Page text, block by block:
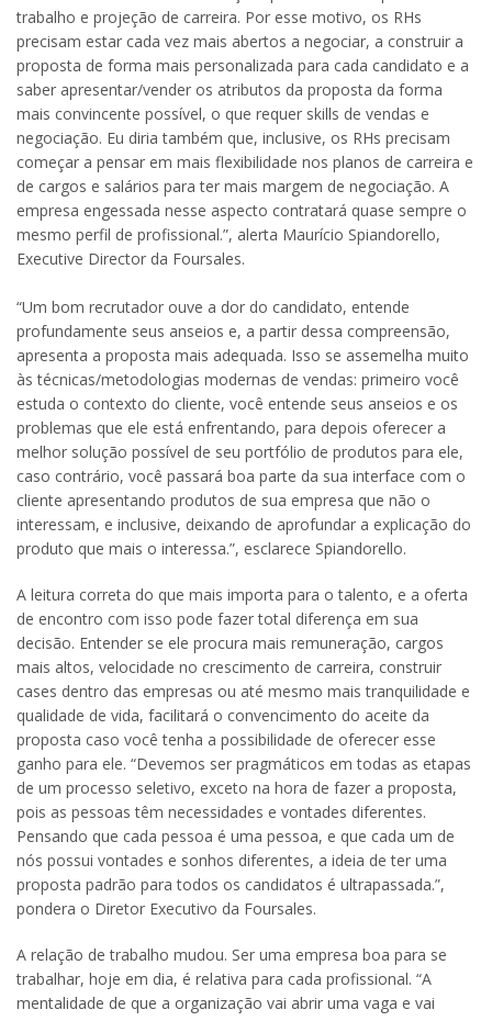
trabalho e projeção de carreira. Por esse motivo, os RHs
precisam estar cada vez mais abertos a negociar, a construir a
proposta de forma mais personalizada para cada candidato e a
saber apresentar/vender os atributos da proposta da forma
mais convincente possível, o que requer skills de vendas e
negociação. Eu diria também que, inclusive, os RHs precisam
começar a pensar em mais flexibilidade nos planos de carreira e
de cargos e salários para ter mais margem de negociação. A
empresa engessada nesse aspecto contratará quase sempre o
mesmo perfil de profissional.”, alerta Maurício Spiandorello,
Executive Director da Foursales.
“Um bom recrutador ouve a dor do candidato, entende
profundamente seus anseios e, a partir dessa compreensão,
apresenta a proposta mais adequada. Isso se assemelha muito
às técnicas/metodologias modernas de vendas: primeiro você
estuda o contexto do cliente, você entende seus anseios e os
problemas que ele está enfrentando, para depois oferecer a
melhor solução possível de seu portfólio de produtos para ele,
caso contrário, você passará boa parte da sua interface com o
cliente apresentando produtos de sua empresa que não o
interessam, e inclusive, deixando de aprofundar a explicação do
produto que mais o interessa.”, esclarece Spiandorello.
A leitura correta do que mais importa para o talento, e a oferta
de encontro com isso pode fazer total diferença em sua
decisão. Entender se ele procura mais remuneração, cargos
mais altos, velocidade no crescimento de carreira, construir
cases dentro das empresas ou até mesmo mais tranquilidade e
qualidade de vida, facilitará o convencimento do aceite da
proposta caso você tenha a possibilidade de oferecer esse
ganho para ele. “Devemos ser pragmáticos em todas as etapas
de um processo seletivo, exceto na hora de fazer a proposta,
pois as pessoas têm necessidades e vontades diferentes.
Pensando que cada pessoa é uma pessoa, e que cada um de
nós possui vontades e sonhos diferentes, a ideia de ter uma
proposta padrão para todos os candidatos é ultrapassada.”,
pondera o Diretor Executivo da Foursales.
A relação de trabalho mudou. Ser uma empresa boa para se
trabalhar, hoje em dia, é relativa para cada profissional. “A
mentalidade de que a organização vai abrir uma vaga e vai